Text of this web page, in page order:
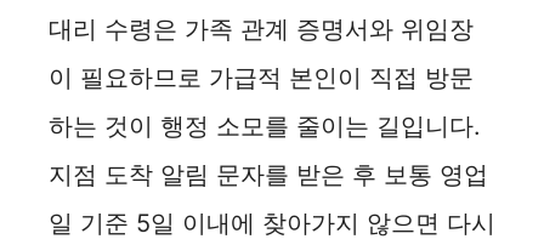
대리 수령은 가족 관계 증명서와 위임장
이 필요하므로 가급적 본인이 직접 방문
하는 것이 행정 소모를 줄이는 길입니다.
지점 도착 알림 문자를 받은 후 보통 영업
일 기준 5일 이내에 찾아가지 않으면 다시